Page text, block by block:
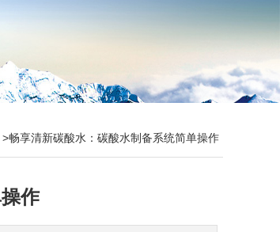
>畅享清新碳酸水：碳酸水制备系统简单操作
作